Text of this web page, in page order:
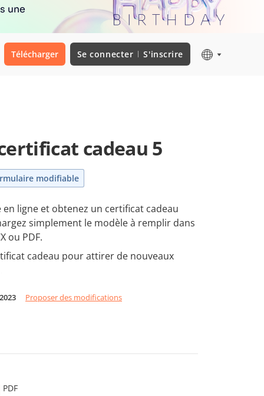
une
Télécharger Se connecter S'inscrire
cadeau 5
modifiable
ligne et obtenez un certificat cadeau
simplement le modèle à remplir dans
ou PDF.
cadeau pour attirer de nouveaux
Proposer des modifications
PDF